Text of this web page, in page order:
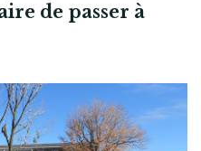
de passer à